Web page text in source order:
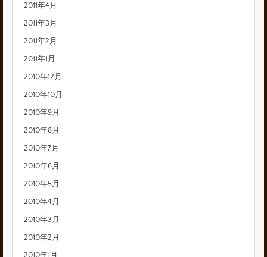
2011年4月
2011年3月
2011年2月
2011年1月
2010年12月
2010年10月
2010年9月
2010年8月
2010年7月
2010年6月
2010年5月
2010年4月
2010年3月
2010年2月
2010年1月